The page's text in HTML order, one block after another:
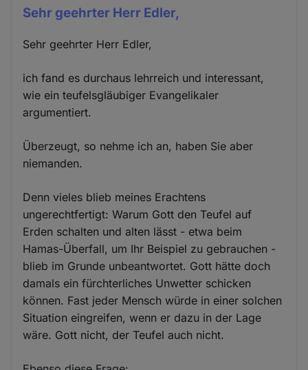
Sehr geehrter Herr Edler,
Sehr geehrter Herr Edler,
ich fand es durchaus lehrreich und interessant,
wie ein teufelsgläubiger Evangelikaler
argumentiert.
Überzeugt, so nehme ich an, haben Sie aber
niemanden.
Denn vieles blieb meines Erachtens
ungerechtfertigt: Warum Gott den Teufel auf
Erden schalten und alten lässt - etwa beim
Hamas-Überfall, um Ihr Beispiel zu gebrauchen -
blieb im Grunde unbeantwortet. Gott hätte doch
damals ein fürchterliches Unwetter schicken
können. Fast jeder Mensch würde in einer solchen
Situation eingreifen, wenn er dazu in der Lage
wäre. Gott nicht, der Teufel auch nicht.